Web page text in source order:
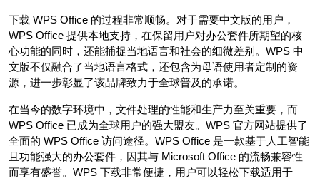
下载 WPS Office 的过程非常顺畅。对于需要中文版的用户，
WPS Office 提供本地支持，在保留用户对办公套件所期望的核
心功能的同时，还能捕捉当地语言和社会的细微差别。WPS 中
文版不仅融合了当地语言格式，还包含为母语使用者定制的资
源，进一步彰显了该品牌致力于全球普及的承诺。
在当今的数字环境中，文件处理的性能和生产力至关重要，而
WPS Office 已成为全球用户的强大盟友。WPS 官方网站提供了
全面的 WPS Office 访问途径。WPS Office 是一款基于人工智能
且功能强大的办公套件，因其与 Microsoft Office 的流畅兼容性
而享有盛誉。WPS 下载非常便捷，用户可以轻松下载适用于